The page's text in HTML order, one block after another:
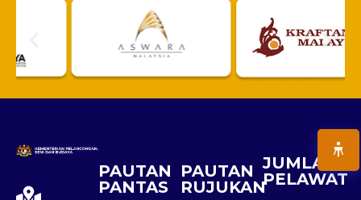
PAUTAN
PANTAS
PAUTAN
RUJUKAN
JUMLAH
PELAWAT